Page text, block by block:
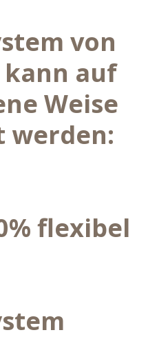
von
kann auf
Weise
werden:
flexibel